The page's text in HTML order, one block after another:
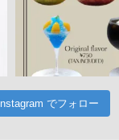
Instagram でフォロー